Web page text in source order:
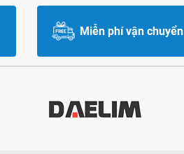
Miễn phí vận chuyển